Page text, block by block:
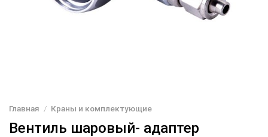
Главная / Краны и комплектующие
Вентиль шаровый- адаптер